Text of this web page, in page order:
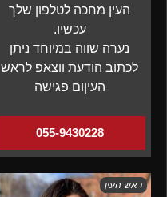
העין מחכה לטלפון שלך
עכשיו.
נערה שווה במיוחד ניתן
לכתוב הודעת ווצאפ לראש
העיןום פגישה
055-9430228
ראש העין